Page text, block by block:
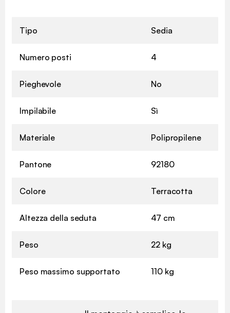
Tipo Sedia
Numero posti 4
Pieghevole No
Impilabile Sì
Materiale Polipropilene
Pantone 92180
Colore Terracotta
Altezza della seduta 47 cm
Peso 22 kg
Peso massimo supportato 110 kg